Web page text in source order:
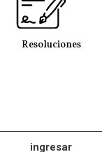
Resoluciones
ingresar